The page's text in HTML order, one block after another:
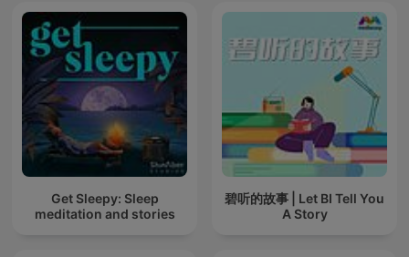
Get Sleepy: Sleep
meditation and stories
碧听的故事 | Let BI Tell You
A Story